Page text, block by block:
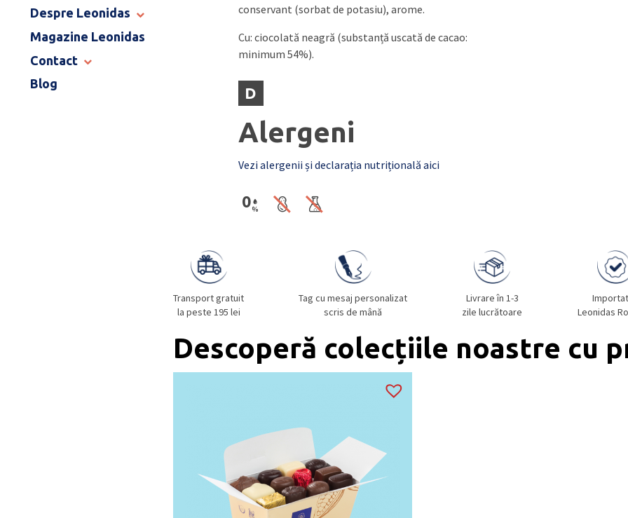
END OF SCHOOL
BĂUTURI FINE
Despre Leonidas
POVESTEA LEONIDAS
CATALOG PAȘTE 2026
Magazine Leonidas
Contact
MAGAZINE LEONIDAS
Blog
conservant (sorbat de potasiu), arome.
Cu: ciocolată neagră (substanță uscată de cacao:
minimum 54%).
D
Alergeni
Vezi alergenii și declarația nutrițională aici
Transport gratuit
la peste 195 lei
Tag cu mesaj personalizat
scris de mână
Livrare în 1-3
zile lucrătoare
Leonidas
Descoperă colecțiile noastre cu